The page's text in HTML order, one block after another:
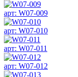
арт: W07-009
арт: W07-010
арт: W07-011
арт: W07-012